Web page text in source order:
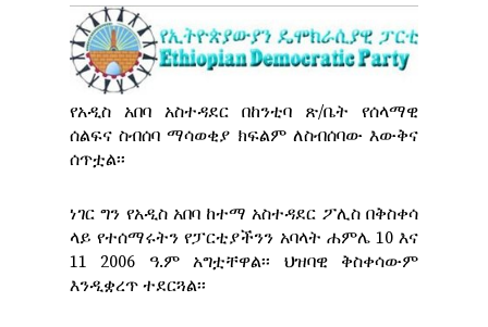
የአዲስ አበባ አስተዳደር በከንቲባ ጽ/ቤት የሰላማዊ
ሰልፍና ስብሰባ ማሳወቂያ ክፍልም ለስብሰባው እውቅና
ሰጥቷል፡፡
ነገር ግን የአዲስ አበባ ከተማ አስተዳደር ፖሊስ በቅስቀሳ
ላይ የተሰማሩትን የፓርቲያችንን አባላት ሐምሌ 10 እና
11 2006 ዓ.ም አግቷቸዋል፡፡ ህዝባዊ ቅስቀሳውም
እንዲቋረጥ ተደርጓል፡፡